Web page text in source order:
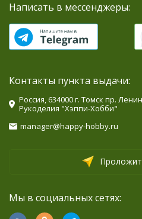
Написать в мессенджеры:
Контакты пункта выдачи:
Россия, 634000 г. Томск пр.
Рукоделия "Хэппи-Хобби"
manager@happy-hobby.ru
Мы в социальных сетях: